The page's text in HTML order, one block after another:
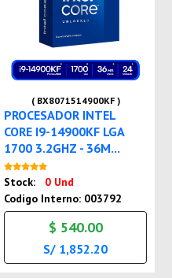
( BX8071514900KF )
PROCESADOR INTEL
CORE I9-14900KF LGA
1700 3.2GHZ - 36M...
Stock:
0 Und
Codigo Interno: 003792
$ 540.00
S/ 1,852.20